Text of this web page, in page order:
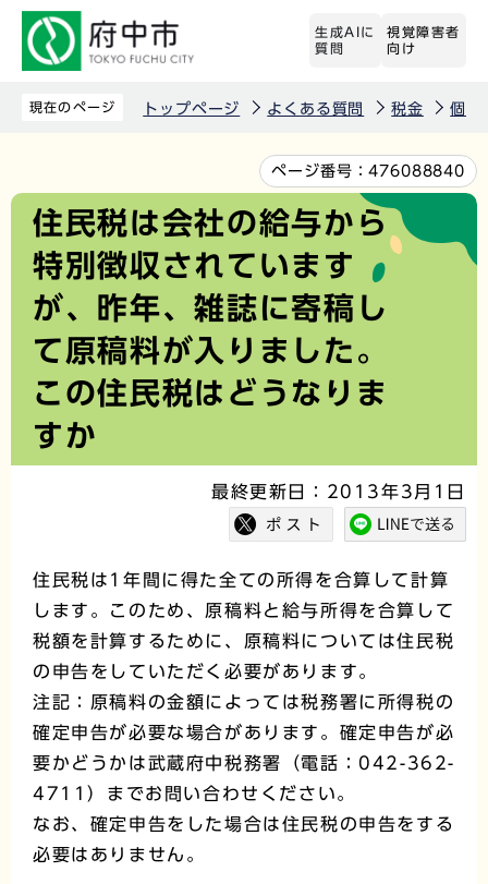
先
生成AIに
質問
視覚障害者
向け
現在のページ トップページ よくある質問 税金 個人
文
ページ番号：476088840
住民税は会社の給与から
特別徴収されています
が、昨年、雑誌に寄稿し
て原稿料が入りました。
この住民税はどうなりま
すか
最終更新日：2013年3月1日
住民税は1年間に得た全ての所得を合算して計算
します。このため、原稿料と給与所得を合算して
税額を計算するために、原稿料については住民税
の申告をしていただく必要があります。
注記：原稿料の金額によっては税務署に所得税の
確定申告が必要な場合があります。確定申告が必
要かどうかは武蔵府中税務署（電話：042-362-
4711）までお問い合わせください。
なお、確定申告をした場合は住民税の申告をする
必要はありません。